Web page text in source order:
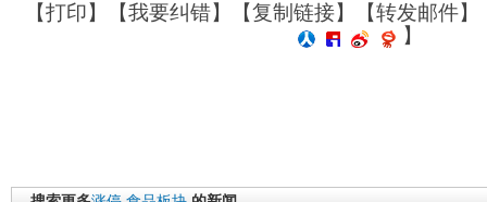
【打印】【我要纠错】【复制链接】【转发邮件】
】